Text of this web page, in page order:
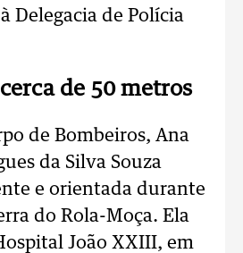
Delegacia de Polícia
de 50 metros
de Bombeiros, Ana
da Silva Souza
e orientada durante
do Rola-Moça. Ela
João XXIII, em